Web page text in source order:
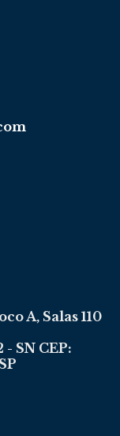
A, Salas 110
SN CEP: